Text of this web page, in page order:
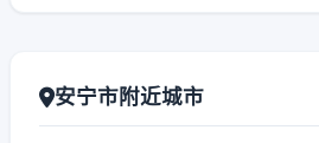
安宁市附近城市